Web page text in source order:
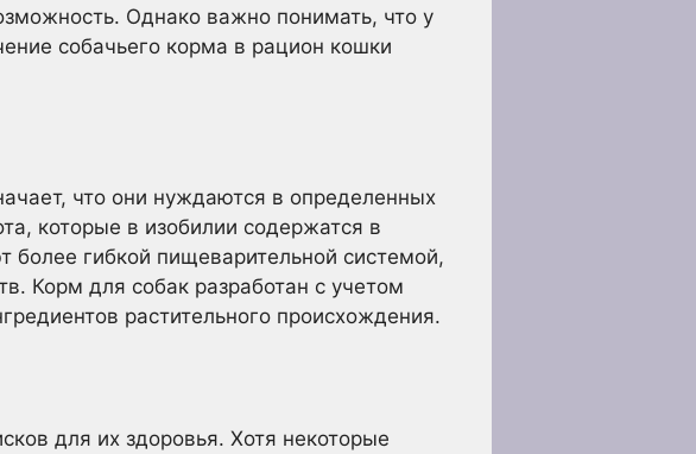
Однако важно понимать, что у
собачьего корма в рацион кошки
что они нуждаются в определенных
которые в изобилии содержатся в
гибкой пищеварительной системой,
Корм для собак разработан с учетом
растительного происхождения.
для их здоровья. Хотя некоторые